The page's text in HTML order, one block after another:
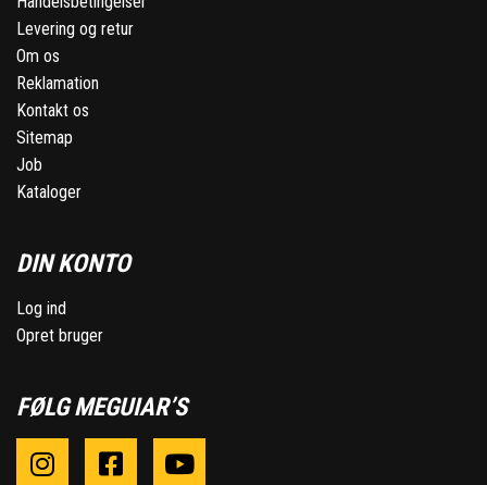
Levering og retur
Om os
Reklamation
Kontakt os
Sitemap
Job
Kataloger
DIN KONTO
Log ind
Opret bruger
FØLG MEGUIAR’S